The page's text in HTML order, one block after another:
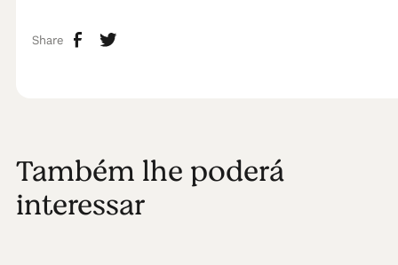
Share
Também lhe poderá
interessar